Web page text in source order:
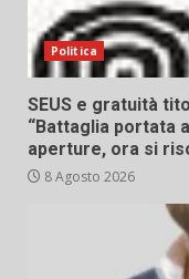
Politica
SEUS e gratuità
“Battaglia portata
aperture, ora si
8 Agosto 2026